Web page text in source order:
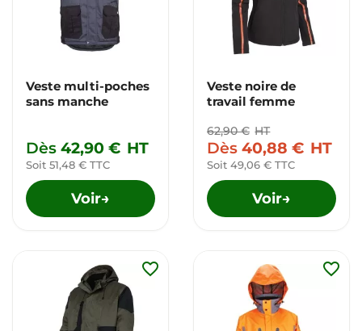
Veste multi-poches
sans manche
Dès 42,90 € HT
Soit 51,48 € TTC
Voir→
Veste noire de
travail femme
62,90 € HT
Dès 40,88 € HT
Soit 49,06 € TTC
Voir→
favorite_border favorite_border